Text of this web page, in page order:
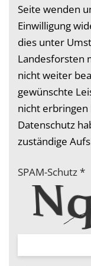
Seite wenden
Einwilligung
dies unter
Landesforsten
nicht weiter
gewünschte
nicht erbringen
Datenschutz
zuständige
SPAM-Schutz*